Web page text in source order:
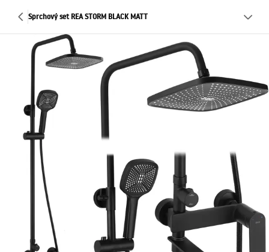
Sprchový set REA STORM BLACK MATT